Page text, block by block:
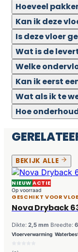
Hoeveel
Kan ik deze
Is deze vloer
Wat is de
Welke
Kan ik eerst
Wat als ik te
Hoe
BEKIJK ALLE
NIEUWACTIE
Op voorraad
GESCHIKT VOOR
Nova Dryback
Dikte: 2,5 mm Breedte:
Vloerverwarming